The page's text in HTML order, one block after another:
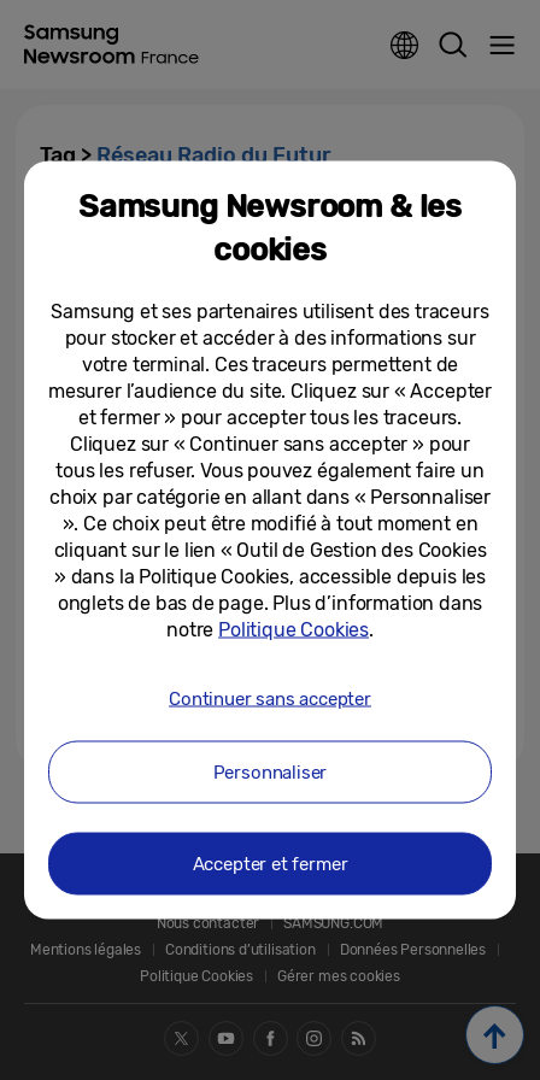
Tag >Réseau Radio du Futur
Réseau Radio du Futur :
Samsung apporte son expertise
03-11-2022
1
Nous contacter
SAMSUNG.COM
Mentions légales
Conditions d’utilisation
Données Personnelles
Politique Cookies
Gérer mes cookies
Samsung Newsroom & les
cookies
Samsung et ses partenaires utilisent des traceurs
pour stocker et accéder à des informations sur
votre terminal. Ces traceurs permettent de
mesurer l’audience du site. Cliquez sur « Accepter
et fermer » pour accepter tous les traceurs.
Cliquez sur « Continuer sans accepter » pour
tous les refuser. Vous pouvez également faire un
choix par catégorie en allant dans « Personnaliser
». Ce choix peut être modifié à tout moment en
cliquant sur le lien « Outil de Gestion des Cookies
» dans la Politique Cookies, accessible depuis les
onglets de bas de page. Plus d’information dans
notre Politique Cookies.
Continuer sans accepter
Personnaliser
Accepter et fermer